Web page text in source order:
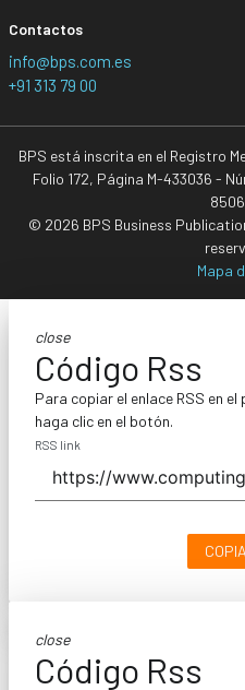
Contactos
info@bps.com.es
+91 313 79 00
BPS está inscrita en el Registro
Folio 172, Página M-433036 -
© 2026 BPS Business
Mapa
close
Código Rss
Para copiar el enlace RSS en
haga clic en el botón.
RSS link
close
Código Rss